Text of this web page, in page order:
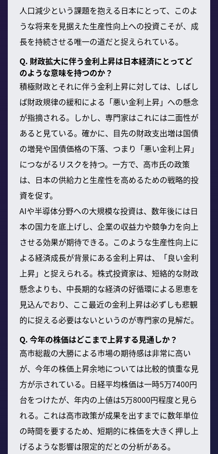
人口減少という課題を抱える日本にとって、このよ
うな将来を見据えた生産性向上への投資こそが、成
長を持続させる唯一の道だと捉えられている。
Q. 財政拡大に伴う金利上昇は日本経済にとってど
のような意味を持つのか？
積極財政とそれに伴う金利上昇に対しては、しばし
ば財政規律の緩和による「悪い金利上昇」への懸念
が指摘される。しかし、専門家はこれには二面性が
あると見ている。確かに、目先の財政支出増は国債
の増発や国債価格の下落、つまり「悪い金利上昇」
につながるリスクを持つ。一方で、高市氏の政策
は、日本の供給力と生産性を高めるための戦略的投
資を促す。
AIや半導体分野への大規模な投資は、数年後には日
本の国力を底上げし、企業の収益力や競争力を向上
させる効果が期待できる。このような生産性向上に
よる経済成長が背景にある金利上昇は、「良い金利
上昇」と捉えられる。株式投資家は、短絡的な財政
懸念よりも、中長期的な経済の好循環による恩恵を
見込んでおり、ここ最近の金利上昇は必ずしも悲観
的に捉える必要はないというのが専門家の見解だ。
Q. 今年の株価はどこまで上昇する見通しか？
高市総裁の大勝による市場の期待感は非常に高い
が、今年の株価上昇余地については比較的慎重な見
方が示されている。日経平均株価は一時5万7400円
台をつけたが、年内の上値は5万8000円程度と見ら
れる。これは高市政策が成果を出すまでに数年単位
の時間を要するため、短期的に株価を大きく押し上
げるような影響は限定的だとの分析がある。